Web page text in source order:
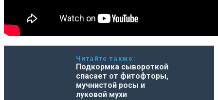
Читайте также:
Подкормка сывороткой
спасает от фитофторы,
мучнистой росы и
луковой мухи